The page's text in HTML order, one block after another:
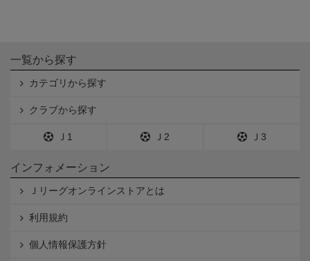
一覧から探す
カテゴリから探す
クラブから探す
Ｊ1 Ｊ2 Ｊ3
インフォメーション
Ｊリーグオンラインストアとは
利用規約
個人情報保護方針